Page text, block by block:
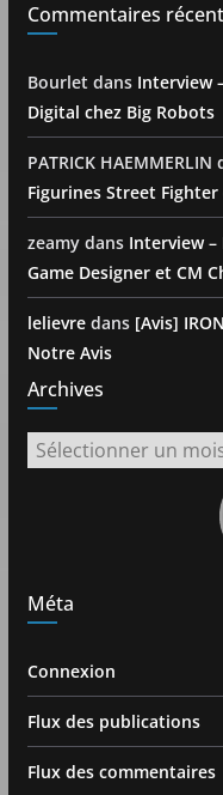
Commentaires
Bourlet dans Interview
Digital chez Big Robots
PATRICK HAEMMERLIN
Figurines Street Fighter
zeamydans Interview –
Game Designer et CM
lelievredans [Avis]
Notre Avis
Archives
Archives
Méta
Connexion
Flux des publications
Flux des commentaires